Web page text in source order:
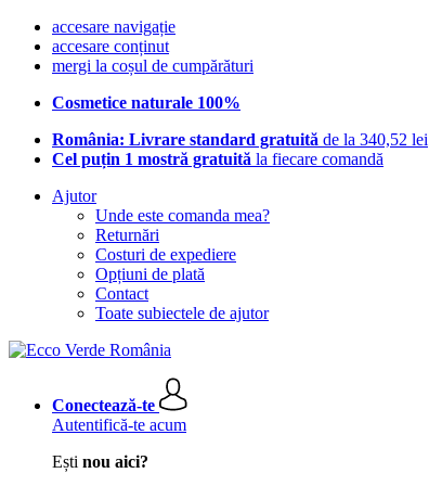
accesare navigație
accesare conținut
mergi la coșul de cumpărături
Cosmetice naturale 100%
România: Livrare standard gratuită de la 340,52 lei
Cel puțin 1 mostră gratuită la fiecare comandă
Ajutor
Unde este comanda mea?
Returnări
Costuri de expediere
Opțiuni de plată
Contact
Toate subiectele de ajutor
Conectează-te
Autentifică-te acum
Ești nou aici?